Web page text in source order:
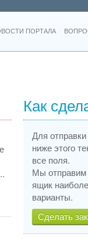
ПОРТАЛА
Как
Для
ниже этого
все поля.
Мы отправим
ящик
варианты.
Сделать